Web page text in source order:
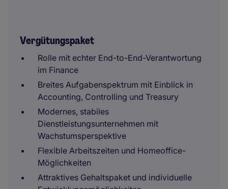
Vergütungspaket
Rolle mit echter End-to-End-Verantwortung
im Finance
Breites Aufgabenspektrum mit Einblick in
Accounting, Controlling und Treasury
Modernes, stabiles
Dienstleistungsunternehmen mit
Wachstumsperspektive
Flexible Arbeitszeiten und Homeoffice-
Möglichkeiten
Attraktives Gehaltspaket und individuelle